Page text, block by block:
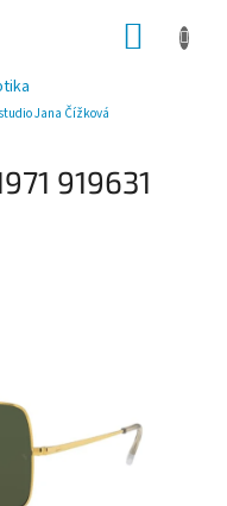
Jana Čížková
919631